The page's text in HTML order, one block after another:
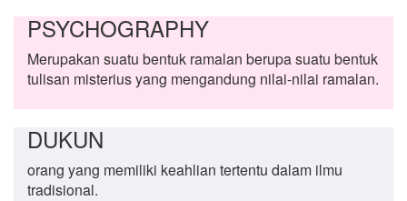
PSYCHOGRAPHY
Merupakan suatu bentuk ramalan berupa suatu bentuk
tulisan misterius yang mengandung nilai-nilai ramalan.
DUKUN
orang yang memiliki keahlian tertentu dalam ilmu
tradisional.